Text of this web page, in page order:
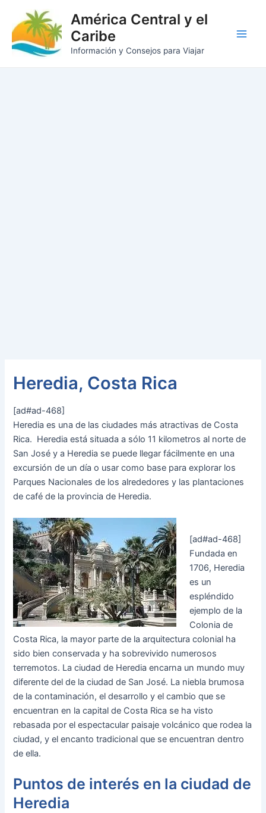
contenido
América Central y el
Caribe
Información y Consejos para Viajar
Heredia, Costa Rica
[ad#ad-468]
Heredia es una de las ciudades más atractivas de Costa
Rica. Heredia está situada a sólo 11 kilometros al norte de
San José y a Heredia se puede llegar fácilmente en una
excursión de un día o usar como base para explorar los
Parques Nacionales de los alrededores y las plantaciones
de café de la provincia de Heredia.
[ad#ad-468]
Fundada en
1706, Heredia
es un
espléndido
ejemplo de la
Colonia de
Costa Rica, la mayor parte de la arquitectura colonial ha
sido bien conservada y ha sobrevivido numerosos
terremotos. La ciudad de Heredia encarna un mundo muy
diferente del de la ciudad de San José. La niebla brumosa
de la contaminación, el desarrollo y el cambio que se
encuentran en la capital de Costa Rica se ha visto
rebasada por el espectacular paisaje volcánico que rodea la
ciudad, y el encanto tradicional que se encuentran dentro
de ella.
Puntos de interés en la ciudad de
Heredia